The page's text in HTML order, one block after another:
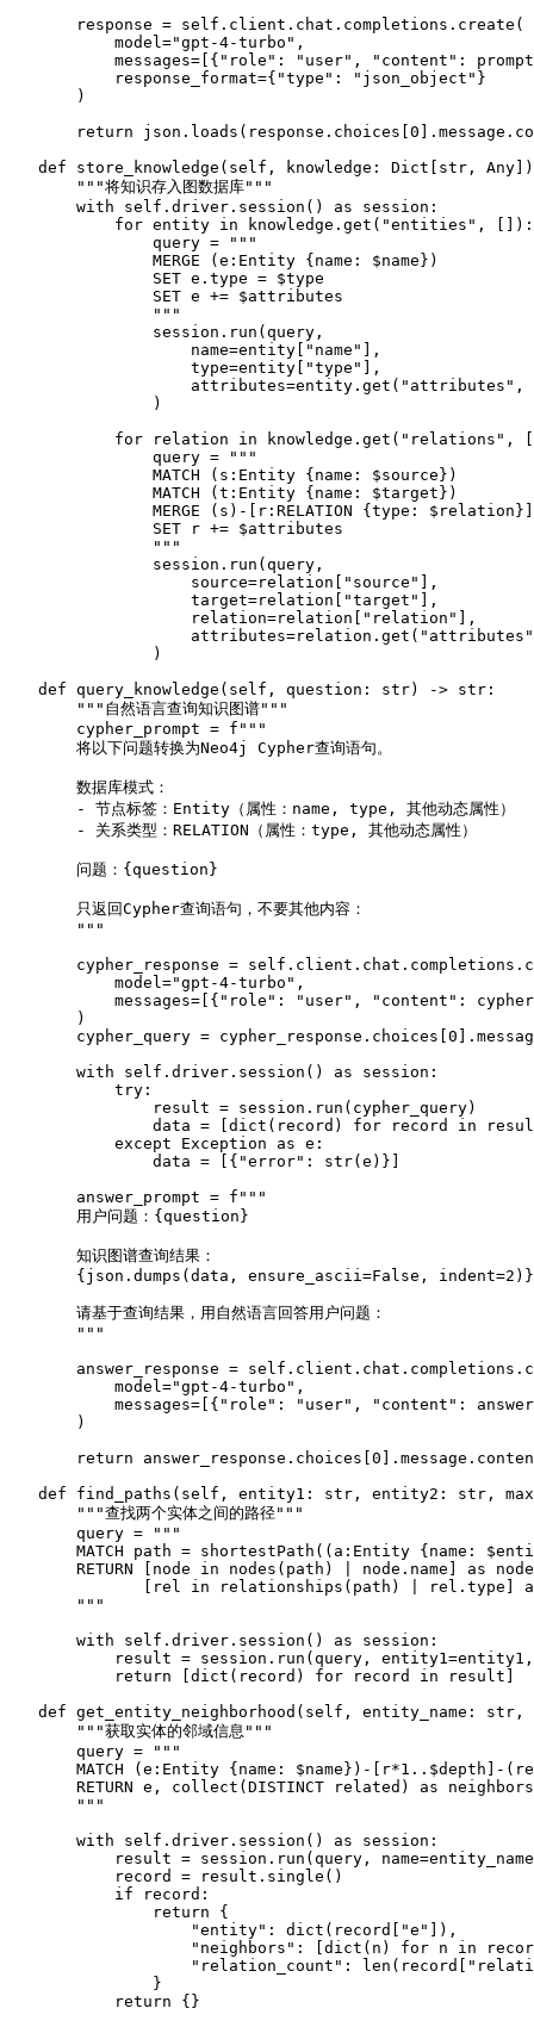
        response =
self .client.chat.completions.create(
            model=
"gpt-4-turbo" ,
            messages=[{
"role" : "user" , "content" :
            response_format={
"type" : "json_object" }
        )
return json.loads(response.choices[ 0
def
store_knowledge ( self, knowledge: Dict str , Any
"""将知识存入图数据库"""
with
self .driver.session() as session:
for entity in knowledge.get( "entities" , []):
                query =
"""
                MERGE (e:Entity {name: $name})
                SET e.type = $type
                SET e += $attributes
                """
                session.run(query,
                    name=entity[
"name"
],
type=entity[ "type"
],
                    attributes=entity.get(
"attributes" ,
                )
for relation in knowledge.get( "relations" ,
                query =
"""
                MATCH (s:Entity {name: $source})
                MATCH (t:Entity {name: $target})
MERGE (s)-[r:RELATION {type:
                SET r += $attributes
                """
                session.run(query,
                    source=relation[
"source"
],
                    target=relation[
"target"
],
                    relation=relation[
"relation"
],
                    attributes=relation.get(
"attributes"
                )
def query_knowledge ( self, question: str) -> str :
"""自然语言查询知识图谱"""
        cypher_prompt =
f"""
        将以下问题转换为Neo4j Cypher查询语句。
        数据库模式：
        - 节点标签：Entity（属性：name, type, 其他动态属性）
        - 关系类型：RELATION（属性：type, 其他动态属性）
        问题：
{question}
        只返回Cypher查询语句，不要其他内容：
        """
        cypher_response =
self
            model=
"gpt-4-turbo" ,
            messages=[{
"role" : "user" , "content" :
        )
        cypher_query = cypher_response.choices[
0
with
self .driver.session() as session:
try :
                result = session.run(cypher_query)
                data = [
dict (record) for record in
except Exception as e:
                data = [{
"error" : str(e)}]
        answer_prompt =
f"""
        用户问题：
{question}
        知识图谱查询结果：
{json.dumps(data, ensure_ascii=False , indent=2 )}
        请基于查询结果，用自然语言回答用户问题：
        """
        answer_response =
self
            model=
"gpt-4-turbo" ,
            messages=[{
"role" : "user" , "content" :
        )
return answer_response.choices[ 0
def
find_paths ( self, entity1: str , entity2: str ,
"""查找两个实体之间的路径"""
        query =
"""
MATCH path = shortestPath((a:Entity {name:
RETURN [node in nodes(path) | node.name] as
[rel in relationships(path) | rel.type]
        """
with
self .driver.session() as session:
result = session.run(query,
return
dict (record) for record in result]
def get_entity_neighborhood ( self, entity_name: str ,
"""获取实体的邻域信息"""
        query =
"""
MATCH (e:Entity {name: $name})-[r*1..$depth]-
RETURN e, collect(DISTINCT related) as
        """
with
self .driver.session() as session:
result = session.run(query,
            record = result.single()
if record:
return {
"entity" : dict (record[ "e"
]),
"neighbors" : [ dict (n) for n in
"relation_count" : len (record[
                }
return {}